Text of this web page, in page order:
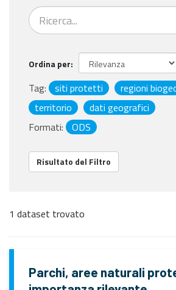
Ordina per
Tag: siti protetti
regioni
territorio
dati geografici
Formati:
ODS
Risultato del Filtro
1 dataset trovato
Parchi, aree naturali